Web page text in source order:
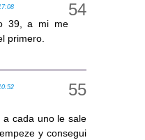
39, a mi me
primero.
cada uno le sale
y consegui